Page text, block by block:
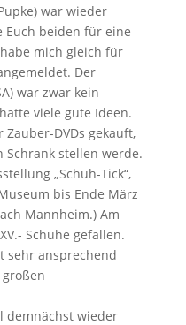
war wieder
Euch beiden für eine
mich gleich für
Der
war zwar kein
viele gute Ideen.
DVDs gekauft,
stellen werde.
„Schuh-Tick“,
bis Ende März
Mannheim.) Am
Schuhe gefallen.
sehr ansprechend
demnächst wieder